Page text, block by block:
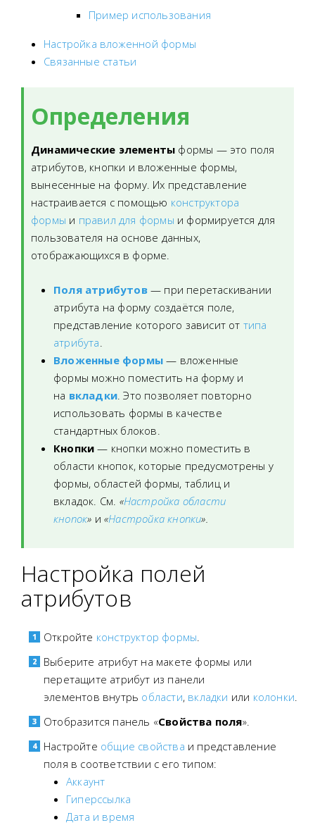
Пример использования
Настройка вложенной формы
Связанные статьи
Определения
Динамические элементы формы — это поля
атрибутов, кнопки и вложенные формы,
вынесенные на форму. Их представление
настраивается с помощью конструктора
формы и правил для формы и формируется для
пользователя на основе данных,
отображающихся в форме.
Поля атрибутов— при перетаскивании
атрибута на форму создаётся поле,
представление которого зависит от типа
атрибута.
Вложенные формы — вложенные
формы можно поместить на форму и
на вкладки. Это позволяет повторно
использовать формы в качестве
стандартных блоков.
Кнопки — кнопки можно поместить в
области кнопок, которые предусмотрены у
формы, областей формы, таблиц и
вкладок. См. «Настройка области
кнопок» и«Настройка кнопки».
Настройка полей
атрибутов
Откройте конструктор формы.
Выберите атрибут на макете формы или
перетащите атрибут из панели
элементов внутрь области, вкладки или колонки.
Отобразится панель «Свойства поля».
Настройте общие свойства и представление
поля в соответствии с его типом:
Аккаунт
Гиперссылка
Дата и время